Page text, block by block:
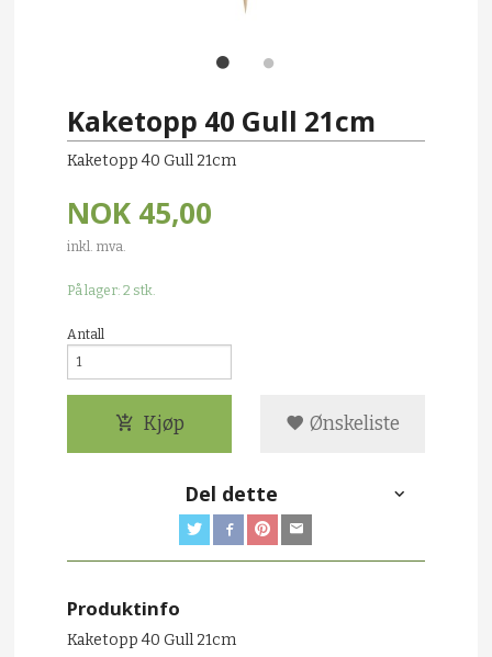
Kaketopp 40 Gull 21cm
Kaketopp 40 Gull 21cm
NOK 45,00
inkl. mva.
På lager: 2 stk.
Antall
Kjøp Ønskeliste
Del dette
Produktinfo
Kaketopp 40 Gull 21cm